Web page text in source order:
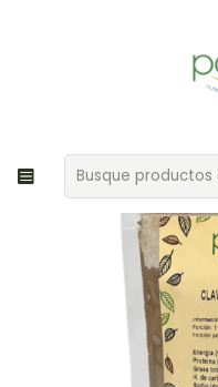
Aliños / Especias